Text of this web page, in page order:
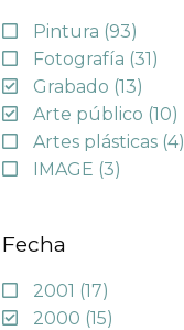
Pintura (93)
Fotografía (31)
Grabado (13)
Arte público (10)
Artes plásticas (4)
IMAGE (3)
Fecha
2001 (17)
2000 (15)